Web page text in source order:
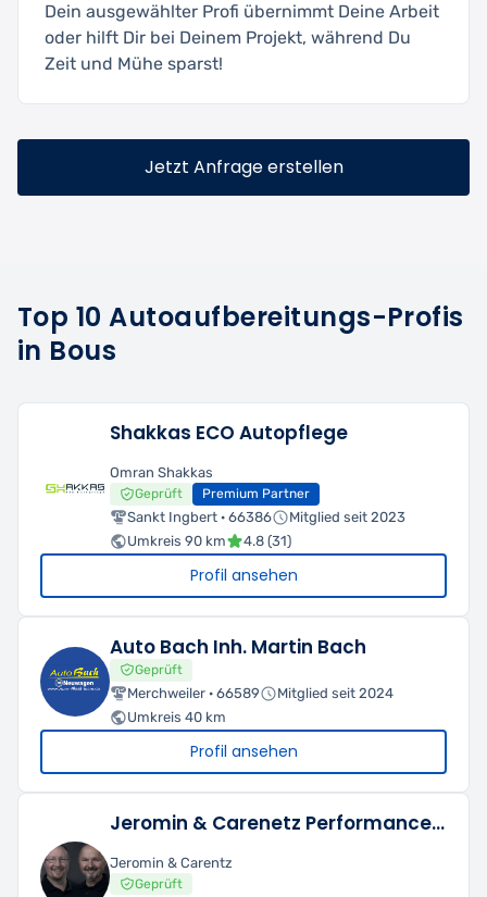
Dein ausgewählter Profi übernimmt Deine Arbeit
oder hilft Dir bei Deinem Projekt, während Du
Zeit und Mühe sparst!
Jetzt Anfrage erstellen
Top 10 Autoaufbereitungs-Profis
in Bous
Shakkas ECO Autopflege
Omran Shakkas
Geprüft Premium Partner
Sankt Ingbert · 66386
Mitglied seit 2023
Umkreis 90 km
4.8 (31)
Profil ansehen
Auto Bach Inh. Martin Bach
Geprüft
Merchweiler · 66589
Mitglied seit 2024
Umkreis 40 km
Profil ansehen
Jeromin & Carenetz Performance in Lack
Jeromin & Carentz
Geprüft